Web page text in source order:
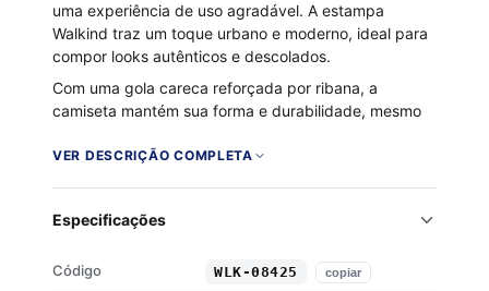
uma experiência de uso agradável. A estampa
Walkind traz um toque urbano e moderno, ideal para
compor looks autênticos e descolados.
Com uma gola careca reforçada por ribana, a
camiseta mantém sua forma e durabilidade, mesmo
encontro com amigos, a Walkind Flower se destaca
Toque macio e respirável
VER DESCRIÇÃO COMPLETA
Especificações
Código WLK-08425 copiar